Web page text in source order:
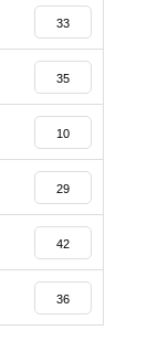
33
35
10
29
42
36